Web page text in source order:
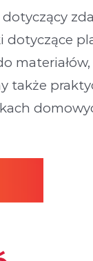
dotyczące
także